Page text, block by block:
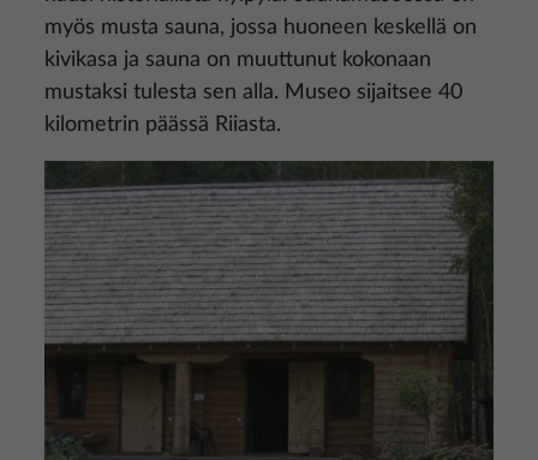
myös musta sauna, jossa huoneen keskellä on
kivikasa ja sauna on muuttunut kokonaan
mustaksi tulesta sen alla. Museo sijaitsee 40
kilometrin päässä Riiasta.